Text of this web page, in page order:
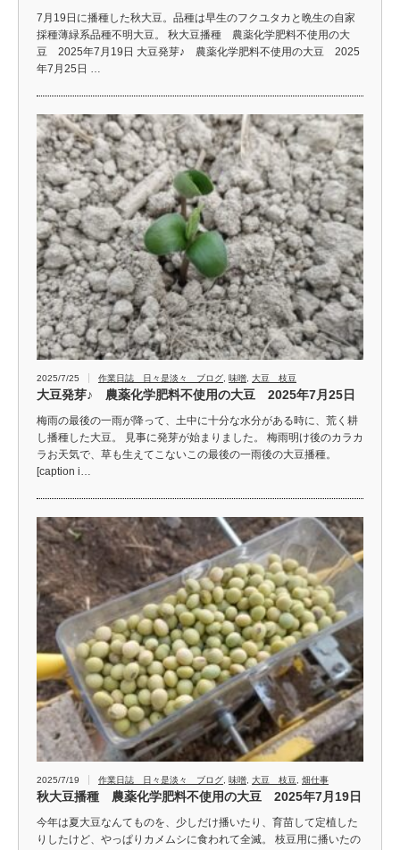
7月19日に播種した秋大豆。品種は早生のフクユタカと晩生の自家
採種薄緑系品種不明大豆。 秋大豆播種 農薬化学肥料不使用の大
豆 2025年7月19日 大豆発芽♪ 農薬化学肥料不使用の大豆 2025
年7月25日 …
2025/7/25 作業日誌 日々是淡々 ブログ 味噌 大豆 枝豆
大豆発芽♪ 農薬化学肥料不使用の大豆 2025年7月25日
梅雨の最後の一雨が降って、土中に十分な水分がある時に、荒く耕
し播種した大豆。 見事に発芽が始まりました。 梅雨明け後のカラカ
ラお天気で、草も生えてこないこの最後の一雨後の大豆播種。
[caption i…
2025/7/19 作業日誌 日々是淡々 ブログ 味噌 大豆 枝豆 畑仕事
秋大豆播種 農薬化学肥料不使用の大豆 2025年7月19日
今年は夏大豆なんてものを、少しだけ播いたり、育苗して定植した
りしたけど、やっぱりカメムシに食われて全滅。 枝豆用に播いたの